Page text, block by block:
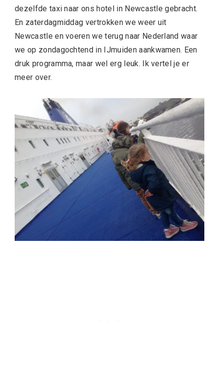
dezelfde taxi naar ons hotel in Newcastle gebracht.
En zaterdagmiddag vertrokken we weer uit
Newcastle en voeren we terug naar Nederland waar
we op zondagochtend in IJmuiden aankwamen. Een
druk programma, maar wel erg leuk. Ik vertel je er
meer over.